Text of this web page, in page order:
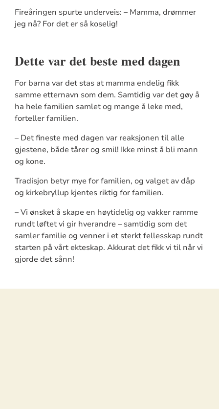
Fireåringen spurte underveis: – Mamma, drømmer
jeg nå? For det er så koselig!
Dette var det beste med dagen
For barna var det stas at mamma endelig fikk
samme etternavn som dem. Samtidig var det gøy å
ha hele familien samlet og mange å leke med,
forteller familien.
– Det fineste med dagen var reaksjonen til alle
gjestene, både tårer og smil! Ikke minst å bli mann
og kone.
Tradisjon betyr mye for familien, og valget av dåp
og kirkebryllup kjentes riktig for familien.
– Vi ønsket å skape en høytidelig og vakker ramme
rundt løftet vi gir hverandre – samtidig som det
samler familie og venner i et sterkt fellesskap rundt
starten på vårt ekteskap. Akkurat det fikk vi til når vi
gjorde det sånn!